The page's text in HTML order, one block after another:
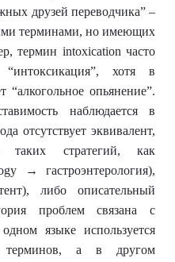
друзей переводчика” –
терминами, но имеющих
термин intoxication часто
хотя в
“алкогольное опьянение”.
наблюдается в
отсутствует эквивалент,
таких стратегий, как
→ гастроэнтерология),
либо описательный
проблем связана с
языке используется
терминов, а в другом